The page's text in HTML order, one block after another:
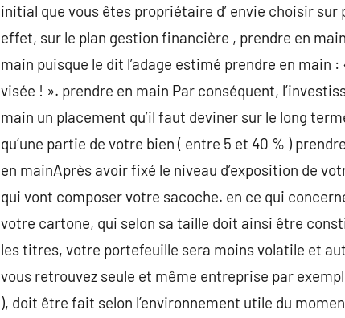
initial que vous êtes propriétaire d’ envie choisir
effet, sur le plan gestion financière , prendre en
main puisque le dit l’adage estimé prendre en main
visée ! ». prendre en main Par conséquent,
main un placement qu’il faut deviner sur le long
qu’une partie de votre bien ( entre 5 et 40 % )
en mainAprès avoir fixé le niveau d’exposition de
qui vont composer votre sacoche. en ce qui
votre cartone, qui selon sa taille doit ainsi être
les titres, votre portefeuille sera moins volatile et
vous retrouvez seule et même entreprise par
), doit être fait selon l’environnement utile du